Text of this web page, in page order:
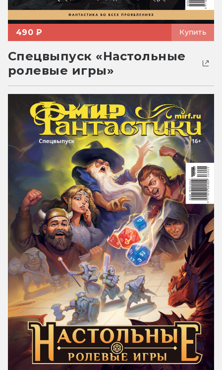
490 ₽ Купить
Спецвыпуск «Настольные
ролевые игры»